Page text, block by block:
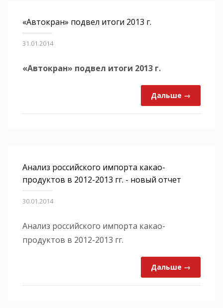
«Автокран» подвел итоги 2013 г.
31.01.2014
«Автокран» подвел итоги 2013 г.
Дальше →
Анализ российского импорта какао-
продуктов в 2012-2013 гг. - новый отчет
30.01.2014
Анализ российского импорта какао-
продуктов в 2012-2013 гг.
Дальше →